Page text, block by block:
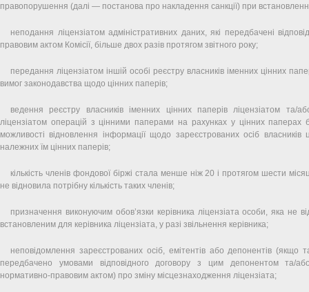
правопорушення (далі — постанова про накладення санкції) при
неподання ліцензіатом адміністративних даних, які передбачені
правовим актом Комісії, більше двох разів протягом звітного року;
передання ліцензіатом іншій особі реєстру власників іменних цінних
вимог законодавства щодо цінних паперів;
ведення реєстру власників іменних цінних паперів ліцензіатом та/
ліцензіатом операцій з цінними паперами на рахунках у цінних паперах
можливості відновлення інформації щодо зареєстрованих осіб власників
належних їм цінних паперів;
кількість членів фондової біржі стала менше ніж 20 і протягом шести
не відновила потрібну кількість таких членів;
призначення виконуючим обов’язки керівника ліцензіата особи, яка не
встановленим для керівника ліцензіата, у разі звільнення керівника;
неповідомлення зареєстрованих осіб, емітентів або депонентів (якщо
передбачено умовами відповідного договору з цим депонентом та/
нормативно-правовим актом) про зміну місцезнаходження ліцензіата;